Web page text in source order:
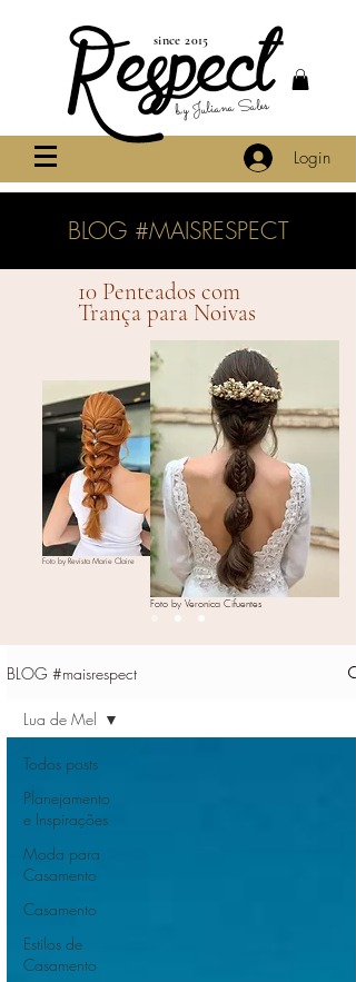
Login
since 2015
by Juliana Sales
BLOG #MAISRESPECT
10 Penteados com
Trança para Noivas
Foto by Revista Marie Claire
Foto by Veronica Cifuentes
BLOG #maisrespect
Todos posts
Planejamento
e Inspirações
Moda para
Casamento
Casamento
Estilos de
Casamento
Lua de Mel